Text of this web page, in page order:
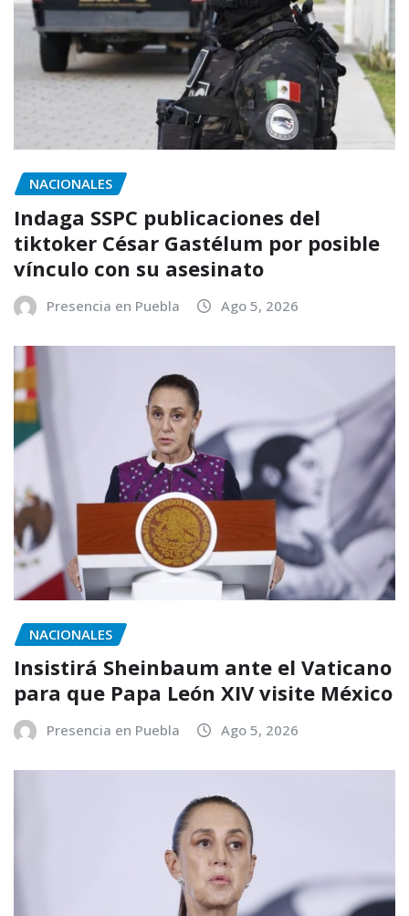
NACIONALES
Indaga SSPC publicaciones del
tiktoker César Gastélum por posible
vínculo con su asesinato
Presencia en Puebla Ago 5, 2026
NACIONALES
Insistirá Sheinbaum ante el Vaticano
para que Papa León XIV visite México
Presencia en Puebla Ago 5, 2026